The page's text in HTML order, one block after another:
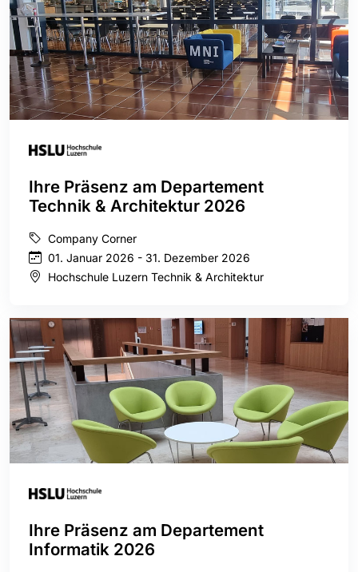
Ihre Präsenz am Departement
Technik & Architektur 2026
Company Corner
01. Januar 2026 - 31. Dezember 2026
Hochschule Luzern Technik & Architektur
Ihre Präsenz am Departement
Informatik 2026